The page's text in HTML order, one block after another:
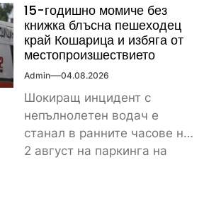
скъпотия на храната...
15-годишно момиче без
книжка блъсна пешеходец
край Кошарица и избяга от
местопроизшествието
Admin 04.08.2026
Шокиращ инцидент с
непълнолетен водач е
станал в ранните часове на
2 август на паркинга на